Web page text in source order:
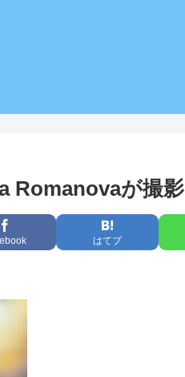
Romanovaが撮影
はてブ